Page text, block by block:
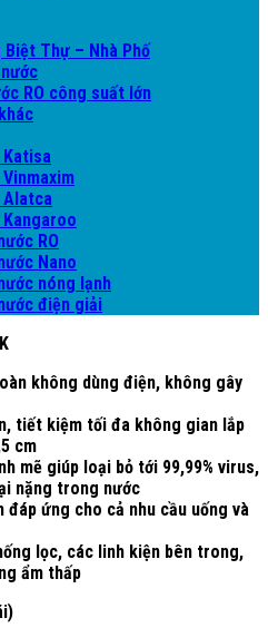
Thự – Nhà Phố
RO công suất lớn
Alatca
RO
Nano
nóng lạnh
điện giải
không dùng điện, không gây
tiết kiệm tối đa không gian lắp
cm
mẽ giúp loại bỏ tới 99,99% virus,
nặng trong nước
đáp ứng cho cả nhu cầu uống và
lọc, các linh kiện bên trong,
ẩm thấp